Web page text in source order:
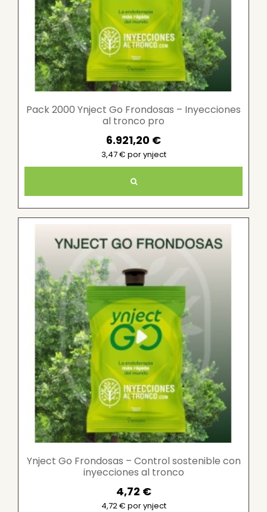
Pack 2000 Ynject Go Frondosas – Inyecciones
al tronco pro
6.921,20 €
3,47 € por ynject
Ynject Go Frondosas – Control sostenible con
inyecciones al tronco
4,72 €
4,72 € por ynject